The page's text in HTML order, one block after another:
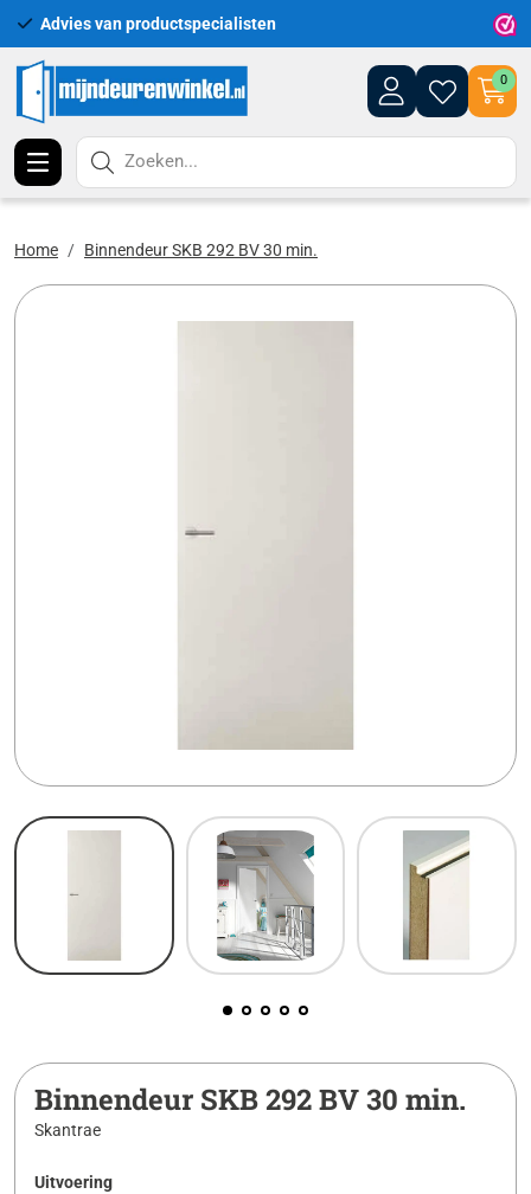
Advies van productspecialisten
0
Zoeken...
Home Binnendeur SKB 292 BV 30 min.
Binnendeur SKB 292 BV 30 min.
Skantrae
Uitvoering